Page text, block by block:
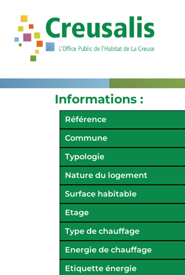
Informations :
Référence
Commune
Typologie
Nature du logement
Surface habitable
Etage
Type de chauffage
Energie de chauffage
Etiquette énergie